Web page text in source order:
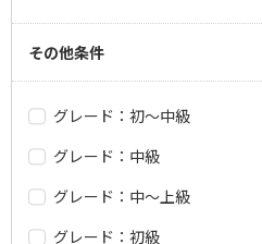
その他条件
グレード：初～中級
グレード：中級
グレード：中～上級
グレード：初級